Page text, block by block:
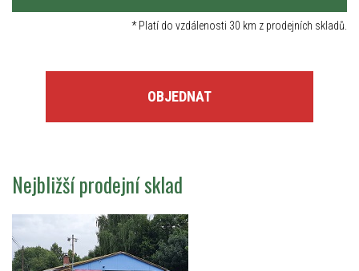
*Platí do vzdálenosti 30 km z prodejních skladů.
OBJEDNAT
Nejbližší prodejní sklad